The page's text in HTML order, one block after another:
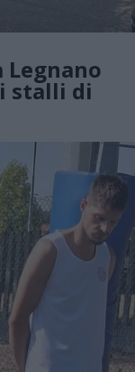
stalli di